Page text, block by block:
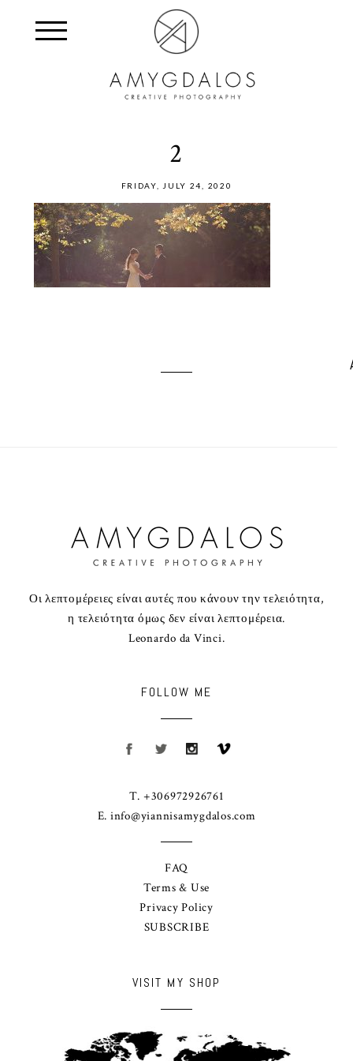
2
FRIDAY, JULY 24, 2020
VISIT MY SHOP
Οι λεπτομέρειες είναι αυτές που κάνουν την τελειότητα,
η τελειότητα όμως δεν είναι λεπτομέρεια.
Leonardo da Vinci.
FOLLOW ME
T. +306972926761
E. info@yiannisamygdalos.com
FAQ
Terms & Use
Privacy Policy
SUBSCRIBE